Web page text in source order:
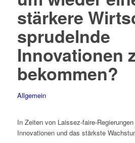
stärkere
sprudelnde
Innovationen
bekommen?
Allgemein
In Zeiten von Laissez-faire-
Innovationen und das stärkste